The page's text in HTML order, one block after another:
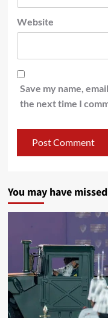
Website
Save my name,
the next time I
You may have missed